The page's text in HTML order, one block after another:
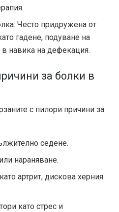
Често придружена от
гадене, подуване на
навика на дефекация.
за болки в
с пилори причини за
седене.
нараняване.
артрит, дискова херния
като стрес и